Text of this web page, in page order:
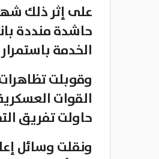
على إثر ذلك
حاشدة منددة
الخدمة
وقوبلت
القوات
حاولت تفريق
ونقلت وسائل